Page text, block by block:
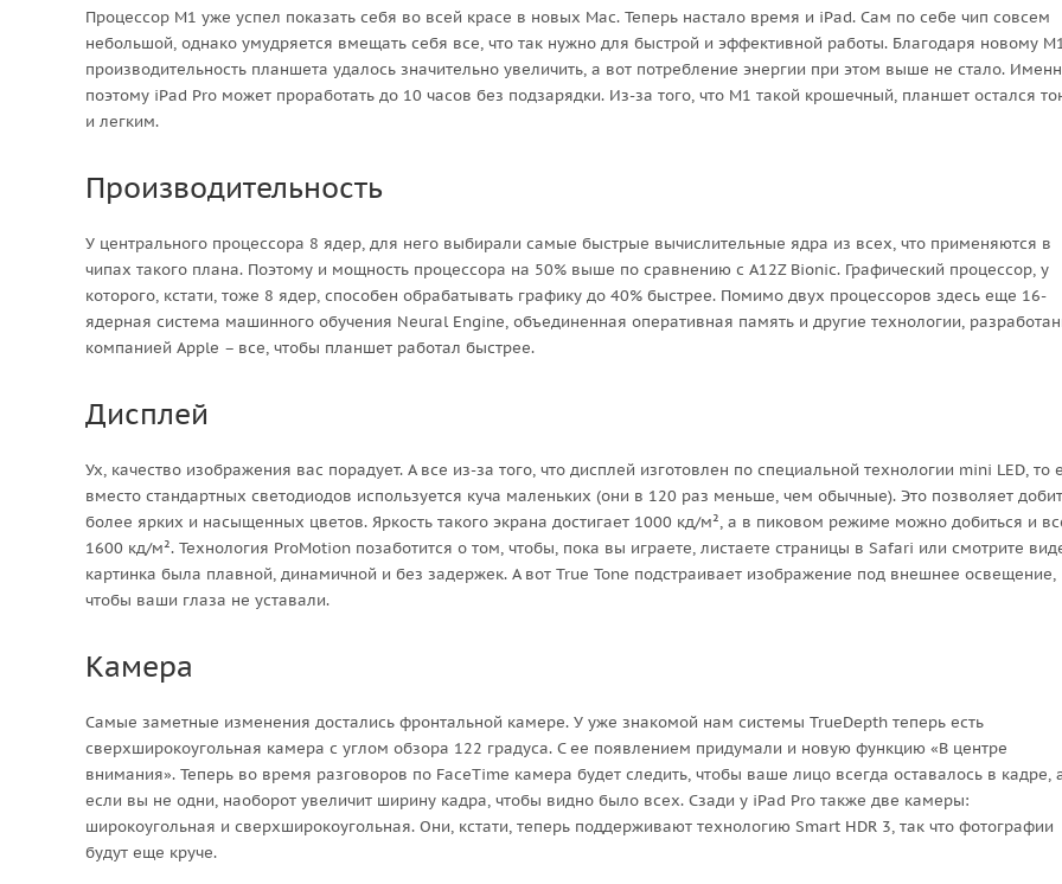
Процессор M1 уже успел показать себя во всей красе в новых Mac. Теперь настало время и iPad. Сам по себе чип совсем
небольшой, однако умудряется вмещать себя все, что так нужно для быстрой и эффективной работы. Благодаря новому
производительность планшета удалось значительно увеличить, а вот потребление энергии при этом выше не стало.
поэтому iPad Pro может проработать до 10 часов без подзарядки. Из-за того, что М1 такой крошечный, планшет остался
и легким.
Производительность
У центрального процессора 8 ядер, для него выбирали самые быстрые вычислительные ядра из всех, что применяются в
чипах такого плана. Поэтому и мощность процессора на 50% выше по сравнению с A12Z Bionic. Графический процессор, у
которого, кстати, тоже 8 ядер, способен обрабатывать графику до 40% быстрее. Помимо двух процессоров здесь еще 16-
ядерная система машинного обучения Neural Engine, объединенная оперативная память и другие технологии,
компанией Apple – все, чтобы планшет работал быстрее.
Дисплей
Ух, качество изображения вас порадует. А все из-за того, что дисплей изготовлен по специальной технологии mini LED, то
вместо стандартных светодиодов используется куча маленьких (они в 120 раз меньше, чем обычные). Это позволяет
более ярких и насыщенных цветов. Яркость такого экрана достигает 1000 кд/м², а в пиковом режиме можно добиться и
1600 кд/м². Технология ProMotion позаботится о том, чтобы, пока вы играете, листаете страницы в Safari или смотрите
картинка была плавной, динамичной и без задержек. А вот True Tone подстраивает изображение под внешнее освещение,
чтобы ваши глаза не уставали.
Камера
Самые заметные изменения достались фронтальной камере. У уже знакомой нам системы TrueDepth теперь есть
сверхширокоугольная камера с углом обзора 122 градуса. С ее появлением придумали и новую функцию «В центре
внимания». Теперь во время разговоров по FaceTime камера будет следить, чтобы ваше лицо всегда оставалось в кадре,
если вы не одни, наоборот увеличит ширину кадра, чтобы видно было всех. Сзади у iPad Pro также две камеры:
широкоугольная и сверхширокоугольная. Они, кстати, теперь поддерживают технологию Smart HDR 3, так что фотографии
будут еще круче.